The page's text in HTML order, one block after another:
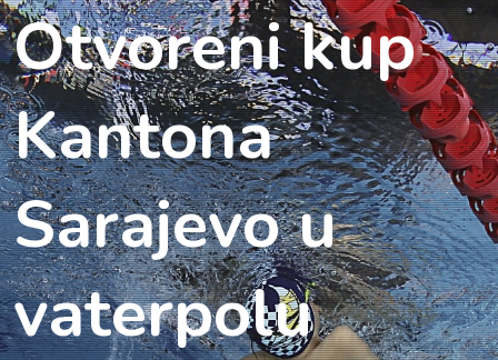
Otvoreni kup
Kantona
Sarajevo u
vaterpolu